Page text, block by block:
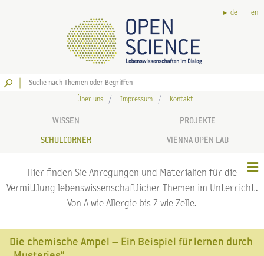
de en
Über uns Impressum Kontakt
WISSEN PROJEKTE
SCHULCORNER VIENNA OPEN LAB
Hier finden Sie Anregungen und Materialien für die
Vermittlung lebenswissenschaftlicher Themen im Unterricht.
Von A wie Allergie bis Z wie Zelle.
Die chemische Ampel – Ein Beispiel für lernen durch